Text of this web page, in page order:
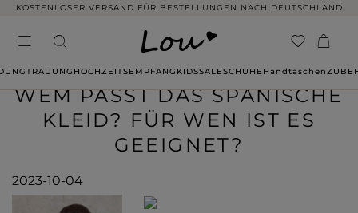
KOSTENLOSER VERSAND FÜR BESTELLUNGEN NACH DEUTSCHLAND
TRAUUNG HOCHZEITSEMPFANG KIDSSALESCHUHE Handtaschen
WEM PASST DAS SPANISCHE
KLEID? FÜR WEN IST ES
GEEIGNET?
2023-10-04